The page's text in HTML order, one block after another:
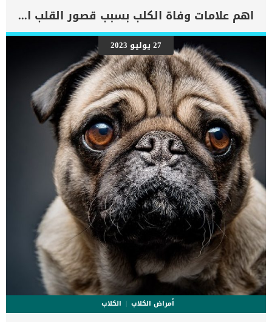
اهم علامات وفاة الكلب بسبب قصور القلب الاحتقانى
27 يوليو 2023
أمراض الكلاب
الكلاب